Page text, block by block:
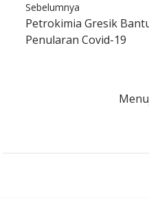
Sebelumnya
Petrokimia Gresik
Penularan Covid-19